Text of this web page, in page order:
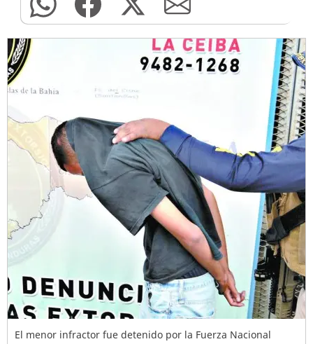
El menor infractor fue detenido por la Fuerza Nacional